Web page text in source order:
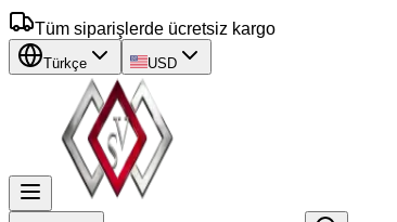
Tüm siparişlerde ücretsiz kargo
Türkçe USD